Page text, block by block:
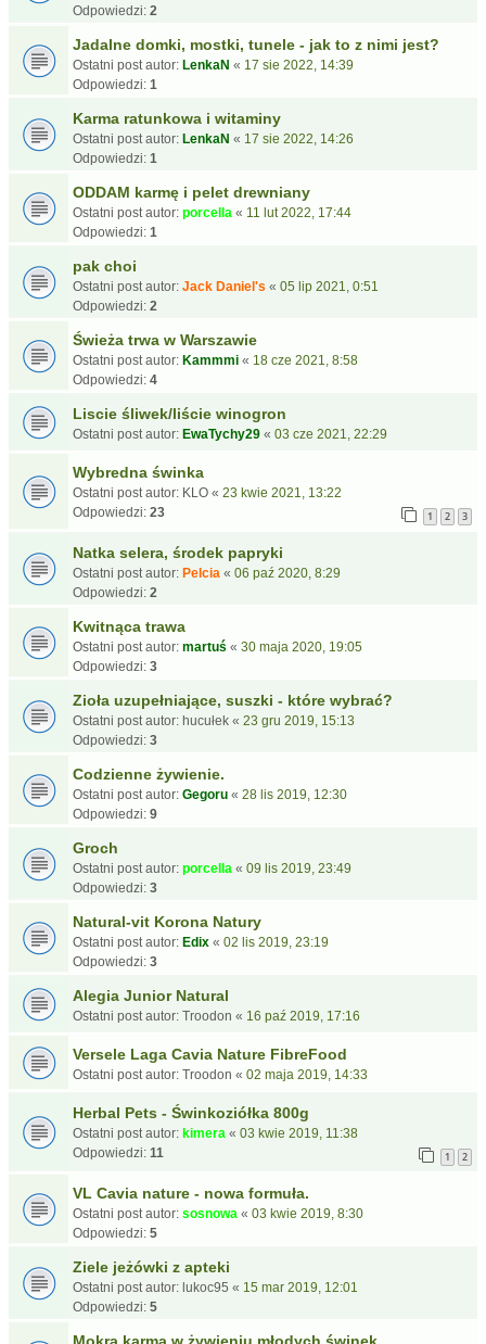
Odpowiedzi: 2
Jadalne domki, mostki, tunele - jak to z nimi jest?
Ostatni post autor: LenkaN « 17 sie 2022, 14:39
Odpowiedzi: 1
Karma ratunkowa i witaminy
Ostatni post autor: LenkaN « 17 sie 2022, 14:26
Odpowiedzi: 1
ODDAM karmę i pelet drewniany
Ostatni post autor: porcella « 11 lut 2022, 17:44
Odpowiedzi: 1
pak choi
Ostatni post autor: Jack Daniel's « 05 lip 2021, 0:51
Odpowiedzi: 2
Świeża trwa w Warszawie
Ostatni post autor: Kammmi « 18 cze 2021, 8:58
Odpowiedzi: 4
Liscie śliwek/liście winogron
Ostatni post autor: EwaTychy29 « 03 cze 2021, 22:29
Wybredna świnka
Ostatni post autor: KLO « 23 kwie 2021, 13:22
Odpowiedzi: 23 1 2 3
Natka selera, środek papryki
Ostatni post autor: Pelcia « 06 paź 2020, 8:29
Odpowiedzi: 2
Kwitnąca trawa
Ostatni post autor: martuś « 30 maja 2020, 19:05
Odpowiedzi: 3
Zioła uzupełniające, suszki - które wybrać?
Ostatni post autor: hucułek « 23 gru 2019, 15:13
Odpowiedzi: 3
Codzienne żywienie.
Ostatni post autor: Gegoru « 28 lis 2019, 12:30
Odpowiedzi: 9
Groch
Ostatni post autor: porcella « 09 lis 2019, 23:49
Odpowiedzi: 3
Natural-vit Korona Natury
Ostatni post autor: Edix « 02 lis 2019, 23:19
Odpowiedzi: 3
Alegia Junior Natural
Ostatni post autor: Troodon « 16 paź 2019, 17:16
Versele Laga Cavia Nature FibreFood
Ostatni post autor: Troodon « 02 maja 2019, 14:33
Herbal Pets - Świnkoziółka 800g
Ostatni post autor: kimera « 03 kwie 2019, 11:38
Odpowiedzi: 11 1 2
VL Cavia nature - nowa formuła.
Ostatni post autor: sosnowa « 03 kwie 2019, 8:30
Odpowiedzi: 5
Ziele jeżówki z apteki
Ostatni post autor: lukoc95 « 15 mar 2019, 12:01
Odpowiedzi: 5